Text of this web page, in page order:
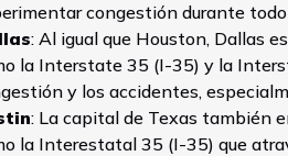
congestión durante
: Al igual que Houston, Dallas
la Interstate 35 (I-35) y la
y los accidentes,
: La capital de Texas también
la Interestatal 35 (I-35) que